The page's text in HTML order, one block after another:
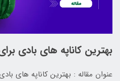
بهترین کاناپه های بادی
عنوان مقاله : بهترین کاناپه های